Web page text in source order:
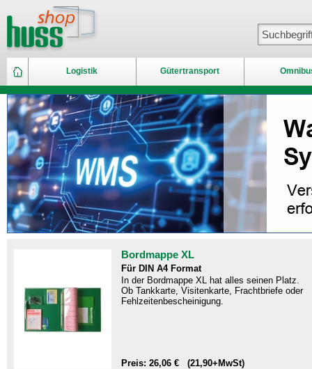
Logistik Gütertransport
Bordmappe XL
Für DIN A4 Format
In der Bordmappe XL hat alles seinen Platz.
Ob Tankkarte, Visitenkarte, Frachtbriefe oder
Fehlzeitenbescheinigung.
Preis: 26,06 € (21,90+MwSt)